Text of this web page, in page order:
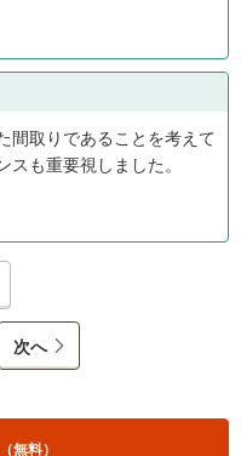
間取りであることを考えて
も重要視しました。
次へ
（無料）